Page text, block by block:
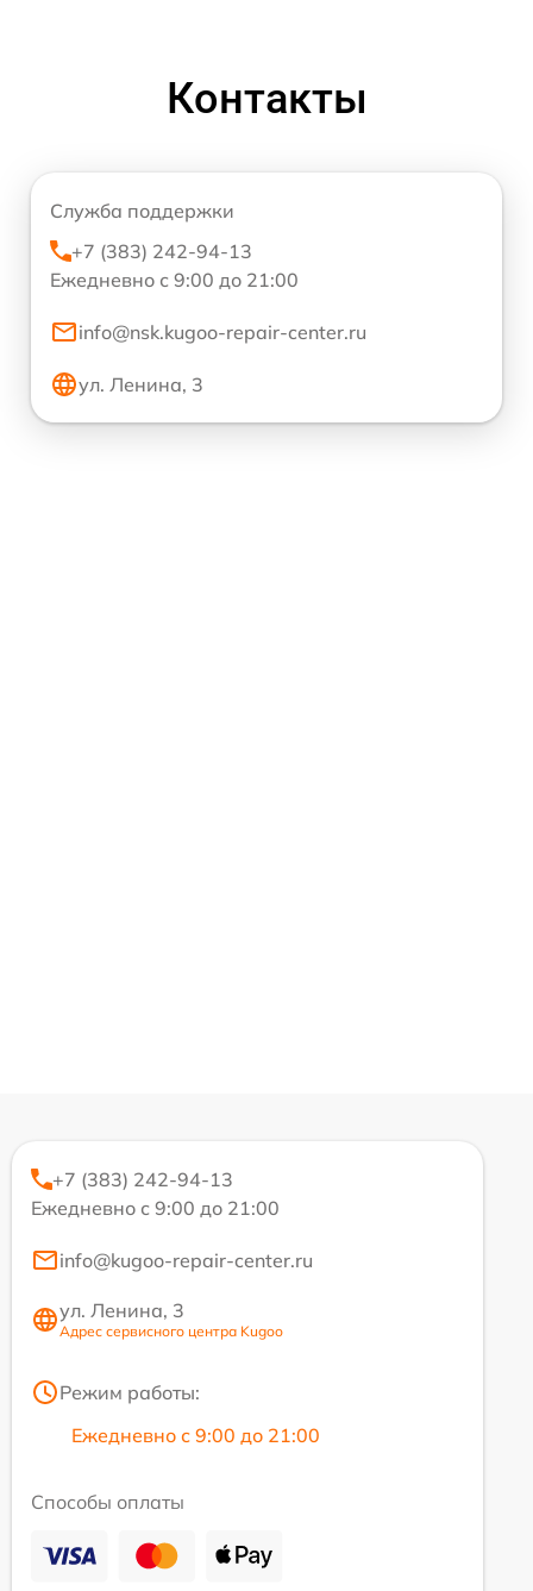
Контакты
Служба поддержки
+7 (383) 242-94-13
Ежедневно с 9:00 до 21:00
info@nsk.kugoo-repair-center.ru
ул. Ленина, 3
+7 (383) 242-94-13
Ежедневно с 9:00 до 21:00
info@kugoo-repair-center.ru
ул. Ленина, 3
Адрес сервисного центра Kugoo
Режим работы:
Ежедневно с 9:00 до 21:00
Способы оплаты